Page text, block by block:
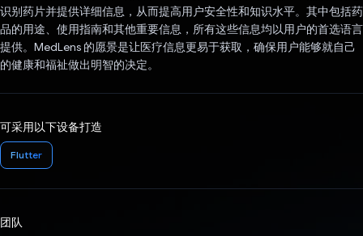
识别药片并提供详细信息，从而提高用户安全性和知识水平。其中包括药
品的用途、使用指南和其他重要信息，所有这些信息均以用户的首选语言
提供。MedLens 的愿景是让医疗信息更易于获取，确保用户能够就自己
的健康和福祉做出明智的决定。
可采用以下设备打造
Flutter
团队